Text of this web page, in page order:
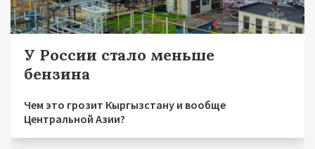
У России стало меньше
бензина
Чем это грозит Кыргызстану и вообще
Центральной Азии?